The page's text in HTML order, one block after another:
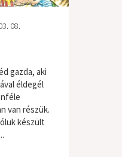
08.
gazda, aki
éldegél
van részük.
készült